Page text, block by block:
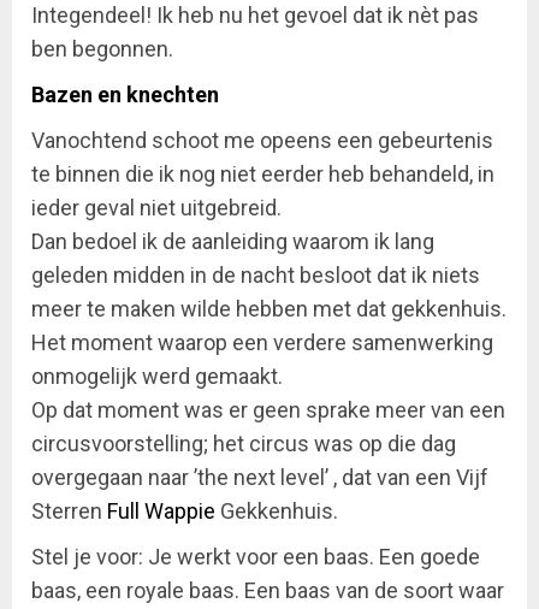
Integendeel! Ik heb nu het gevoel dat ik nèt pas
ben begonnen.
Bazen en knechten
Vanochtend schoot me opeens een gebeurtenis
te binnen die ik nog niet eerder heb behandeld, in
ieder geval niet uitgebreid.
Dan bedoel ik de aanleiding waarom ik lang
geleden midden in de nacht besloot dat ik niets
meer te maken wilde hebben met dat gekkenhuis.
Het moment waarop een verdere samenwerking
onmogelijk werd gemaakt.
Op dat moment was er geen sprake meer van een
circusvoorstelling; het circus was op die dag
overgegaan naar ’the next level’ , dat van een Vijf
Sterren Full Wappie Gekkenhuis.
Stel je voor: Je werkt voor een baas. Een goede
baas, een royale baas. Een baas van de soort waar